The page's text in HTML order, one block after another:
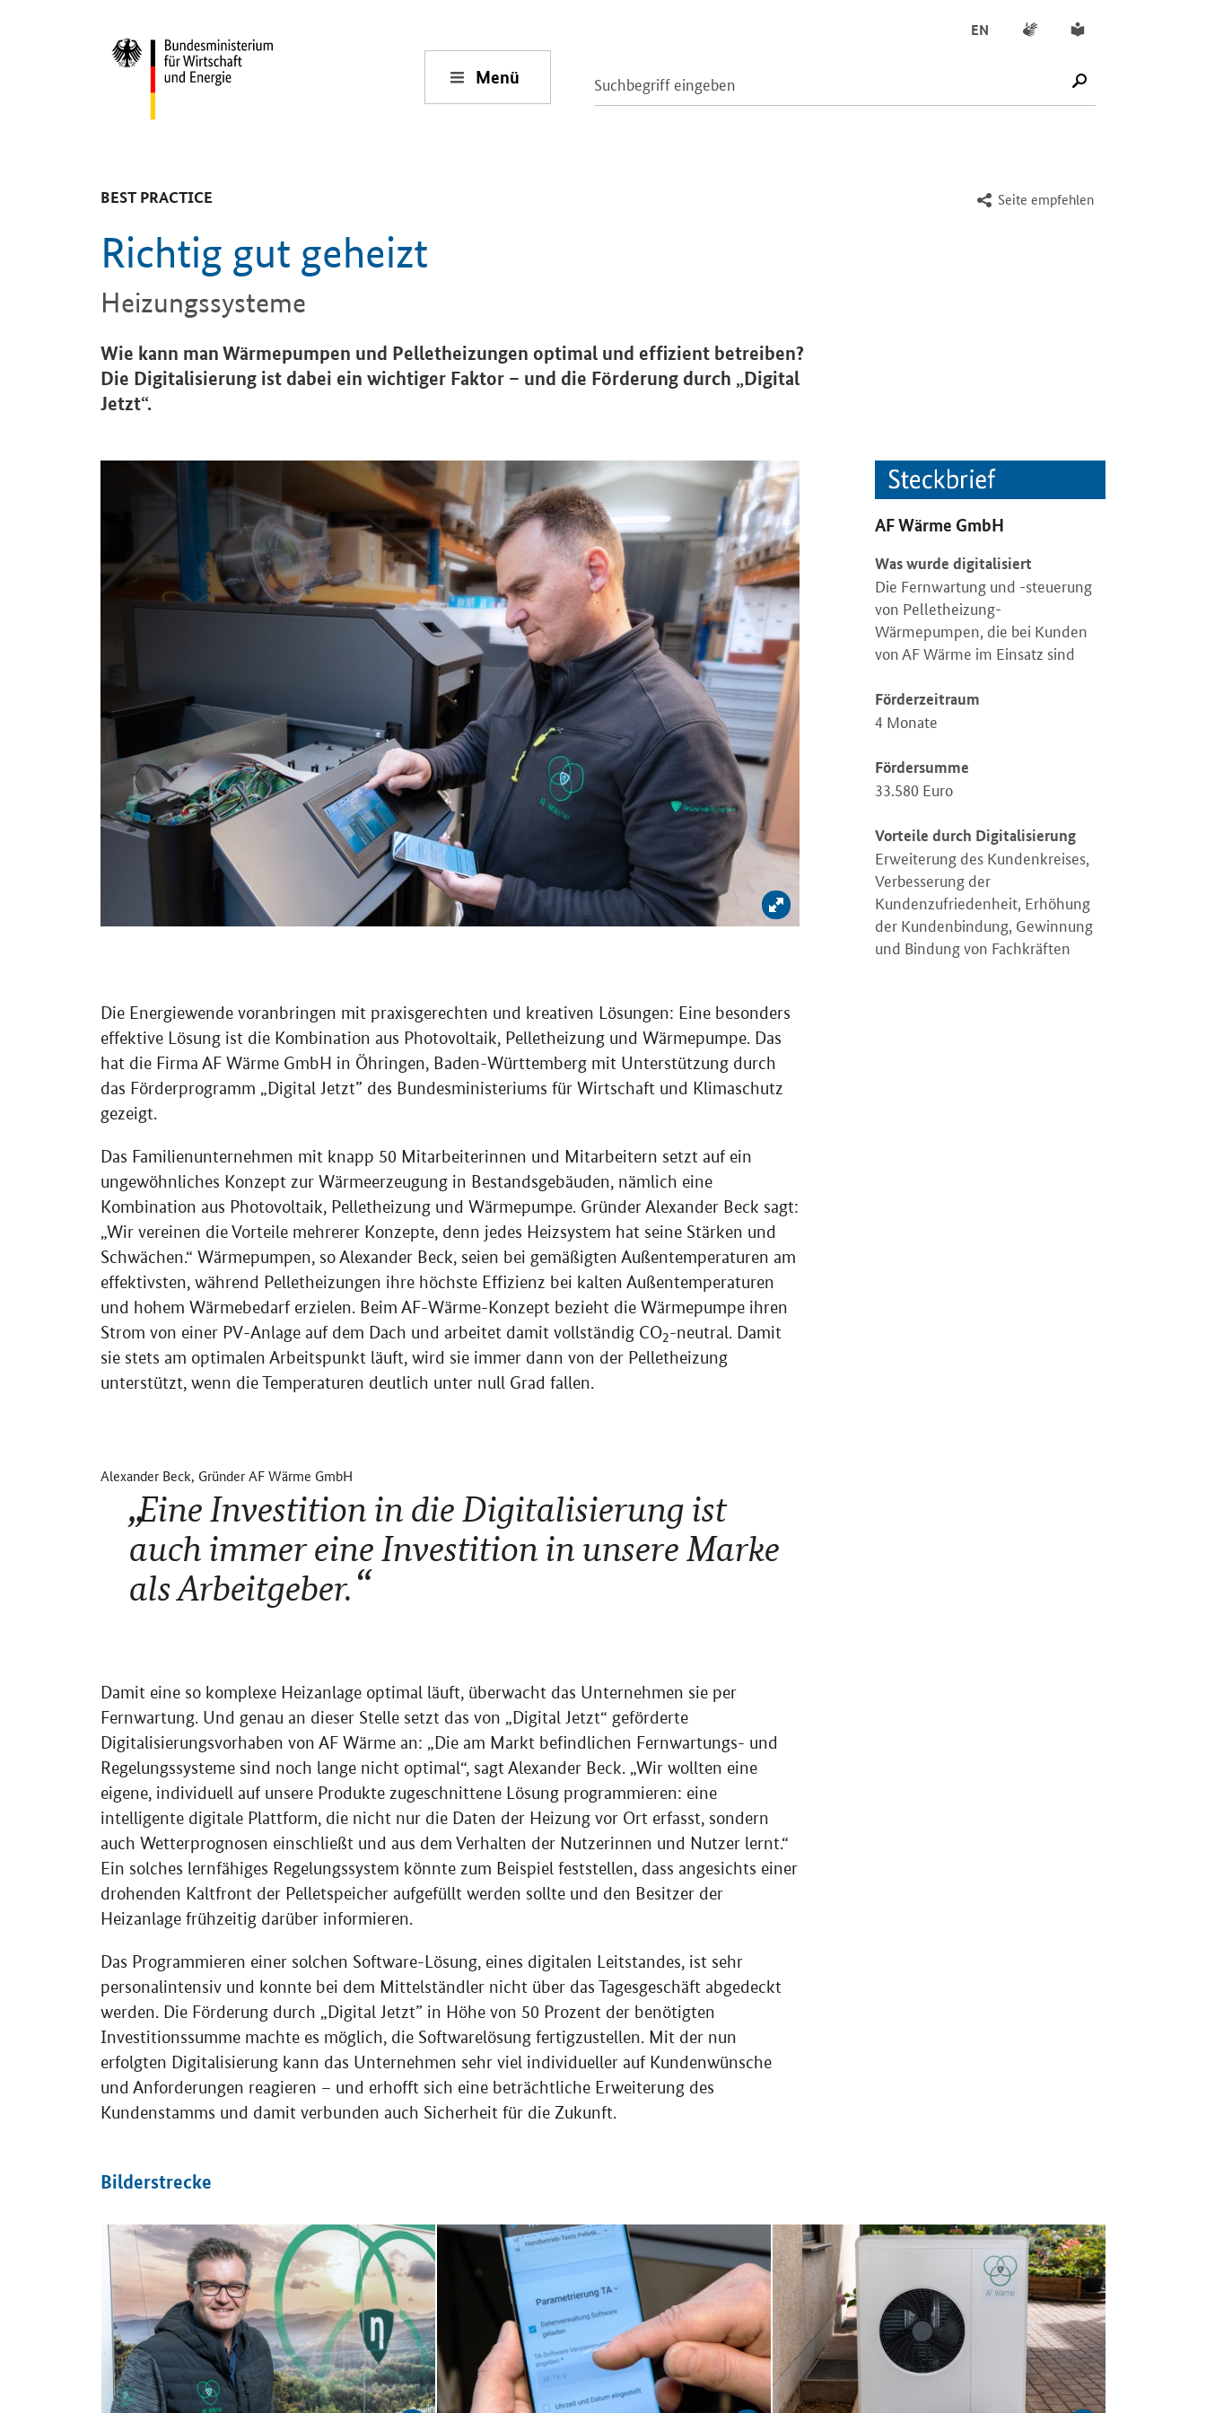
Menü SUCHE STARTEN
EN Gebärdensprache
Leichte Sprache
Seite empfehlen
BEST PRACTICE
Richtig gut geheizt
Heizungssysteme
Wie kann man Wärmepumpen und Pelletheizungen optimal und effizient betreiben?
Die Digitalisierung ist dabei ein wichtiger Faktor – und die Förderung durch „Digital
Jetzt“.
Bild vergrößern: AF Wärme GmbH
Die Energiewende voranbringen mit praxisgerechten und kreativen Lösungen: Eine besonders
effektive Lösung ist die Kombination aus Photovoltaik, Pelletheizung und Wärmepumpe. Das
hat die Firma AF Wärme GmbH in Öhringen, Baden-Württemberg mit Unterstützung durch
das Förderprogramm „Digital Jetzt” des Bundesministeriums für Wirtschaft und Klimaschutz
gezeigt.
Das Familienunternehmen mit knapp 50 Mitarbeiterinnen und Mitarbeitern setzt auf ein
ungewöhnliches Konzept zur Wärmeerzeugung in Bestandsgebäuden, nämlich eine
Kombination aus Photovoltaik, Pelletheizung und Wärmepumpe. Gründer Alexander Beck sagt:
„Wir vereinen die Vorteile mehrerer Konzepte, denn jedes Heizsystem hat seine Stärken und
Schwächen.“ Wärmepumpen, so Alexander Beck, seien bei gemäßigten Außentemperaturen am
effektivsten, während Pelletheizungen ihre höchste Effizienz bei kalten Außentemperaturen
und hohem Wärmebedarf erzielen. Beim AF-Wärme-Konzept bezieht die Wärmepumpe ihren
Strom von einer PV-Anlage auf dem Dach und arbeitet damit vollständig CO2-neutral. Damit
sie stets am optimalen Arbeitspunkt läuft, wird sie immer dann von der Pelletheizung
unterstützt, wenn die Temperaturen deutlich unter null Grad fallen.
Alexander Beck, Gründer AF Wärme GmbH
Eine Investition in die Digitalisierung ist
auch immer eine Investition in unsere Marke
als Arbeitgeber.
Damit eine so komplexe Heizanlage optimal läuft, überwacht das Unternehmen sie per
Fernwartung. Und genau an dieser Stelle setzt das von „Digital Jetzt“ geförderte
Digitalisierungsvorhaben von AF Wärme an: „Die am Markt befindlichen Fernwartungs- und
Regelungssysteme sind noch lange nicht optimal“, sagt Alexander Beck. „Wir wollten eine
eigene, individuell auf unsere Produkte zugeschnittene Lösung programmieren: eine
intelligente digitale Plattform, die nicht nur die Daten der Heizung vor Ort erfasst, sondern
auch Wetterprognosen einschließt und aus dem Verhalten der Nutzerinnen und Nutzer lernt.“
Ein solches lernfähiges Regelungssystem könnte zum Beispiel feststellen, dass angesichts einer
drohenden Kaltfront der Pelletspeicher aufgefüllt werden sollte und den Besitzer der
Heizanlage frühzeitig darüber informieren.
Das Programmieren einer solchen Software-Lösung, eines digitalen Leitstandes, ist sehr
personalintensiv und konnte bei dem Mittelständler nicht über das Tagesgeschäft abgedeckt
werden. Die Förderung durch „Digital Jetzt” in Höhe von 50 Prozent der benötigten
Investitionssumme machte es möglich, die Softwarelösung fertigzustellen. Mit der nun
erfolgten Digitalisierung kann das Unternehmen sehr viel individueller auf Kundenwünsche
und Anforderungen reagieren – und erhofft sich eine beträchtliche Erweiterung des
Kundenstamms und damit verbunden auch Sicherheit für die Zukunft.
AF Wärme GmbH
Was wurde digitalisiert
Die Fernwartung und -steuerung
von Pelletheizung-
Wärmepumpen, die bei Kunden
von AF Wärme im Einsatz sind
Förderzeitraum
4 Monate
Fördersumme
33.580 Euro
Vorteile durch Digitalisierung
Erweiterung des Kundenkreises,
Verbesserung der
Kundenzufriedenheit, Erhöhung
der Kundenbindung, Gewinnung
und Bindung von Fachkräften
Bilderstrecke